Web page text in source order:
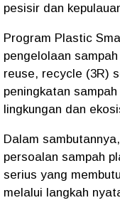
pesisir dan
Program Plastic
pengelolaan
reuse, recycle (3R)
peningkatan
lingkungan dan
Dalam
persoalan sampah
serius yang
melalui langkah